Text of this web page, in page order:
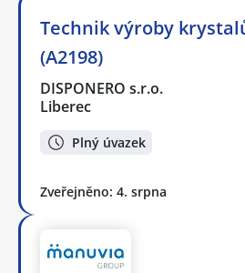
Technik výroby
(A2198)
DISPONERO s.r.o.
Liberec
Plný úvazek
Zveřejněno: 4. srpna